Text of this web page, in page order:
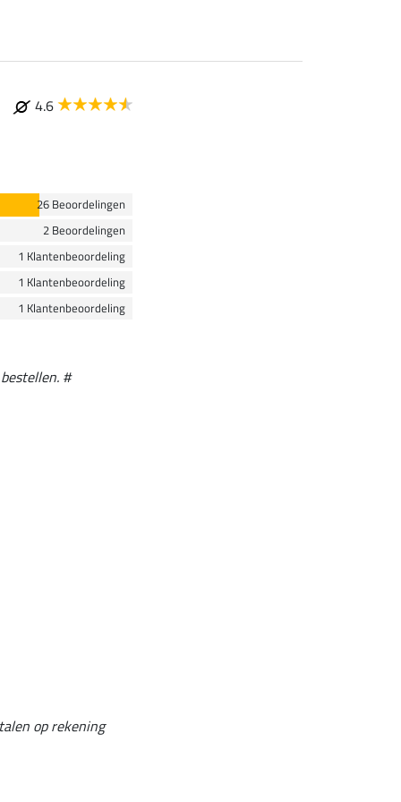
4.6
26 Beoordelingen
2 Beoordelingen
1 Klantenbeoordeling
1 Klantenbeoordeling
1 Klantenbeoordeling
#
op rekening